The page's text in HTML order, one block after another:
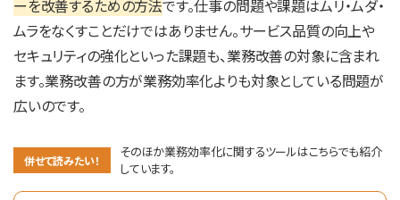
ーを改善するための方法です。仕事の問題や課題はムリ・ムダ・
ムラをなくすことだけではありません。サービス品質の向上や
セキュリティの強化といった課題も、業務改善の対象に含まれ
ます。業務改善の方が業務効率化よりも対象としている問題が
広いのです。
併せて読みたい！
そのほか業務効率化に関するツールはこちらでも紹介
しています。